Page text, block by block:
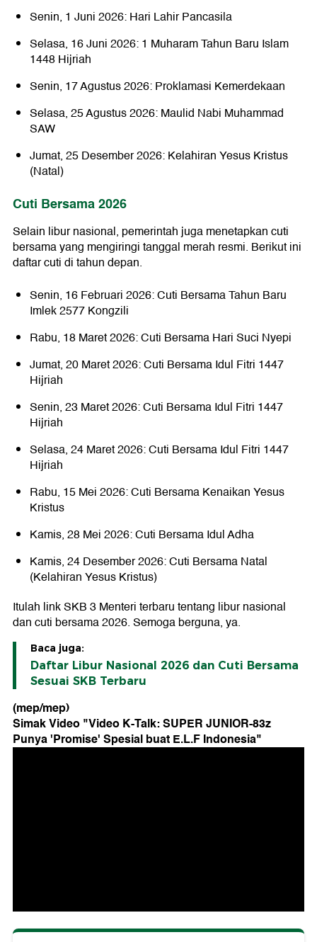
Senin, 1 Juni 2026: Hari Lahir Pancasila
Selasa, 16 Juni 2026: 1 Muharam Tahun Baru Islam
1448 Hijriah
Senin, 17 Agustus 2026: Proklamasi Kemerdekaan
Selasa, 25 Agustus 2026: Maulid Nabi Muhammad
SAW
Jumat, 25 Desember 2026: Kelahiran Yesus Kristus
(Natal)
Cuti Bersama 2026
Selain libur nasional, pemerintah juga menetapkan cuti
bersama yang mengiringi tanggal merah resmi. Berikut ini
daftar cuti di tahun depan.
Senin, 16 Februari 2026: Cuti Bersama Tahun Baru
Imlek 2577 Kongzili
Rabu, 18 Maret 2026: Cuti Bersama Hari Suci Nyepi
Jumat, 20 Maret 2026: Cuti Bersama Idul Fitri 1447
Hijriah
Senin, 23 Maret 2026: Cuti Bersama Idul Fitri 1447
Hijriah
Selasa, 24 Maret 2026: Cuti Bersama Idul Fitri 1447
Hijriah
Rabu, 15 Mei 2026: Cuti Bersama Kenaikan Yesus
Kristus
Kamis, 28 Mei 2026: Cuti Bersama Idul Adha
Kamis, 24 Desember 2026: Cuti Bersama Natal
(Kelahiran Yesus Kristus)
Itulah link SKB 3 Menteri terbaru tentang libur nasional
dan cuti bersama 2026. Semoga berguna, ya.
Baca juga:
Daftar Libur Nasional 2026 dan Cuti Bersama
Sesuai SKB Terbaru
(mep/mep)
Simak Video "Video K-Talk: SUPER JUNIOR-83z
Punya 'Promise' Spesial buat E.L.F Indonesia"